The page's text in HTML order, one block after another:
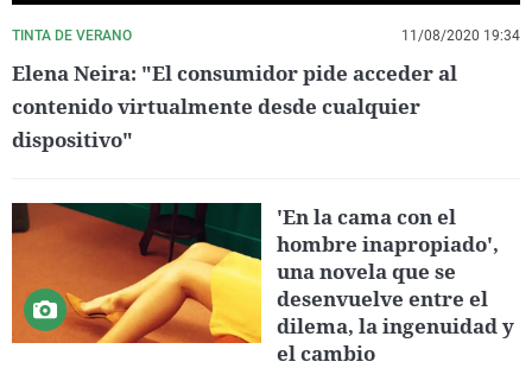
TINTA DE VERANO 11/08/2020 19:34
Elena Neira: "El consumidor pide acceder al
contenido virtualmente desde cualquier
dispositivo"
'En la cama con el
hombre inapropiado',
una novela que se
desenvuelve entre el
dilema, la ingenuidad y
el cambio